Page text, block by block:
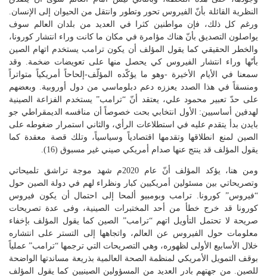
النظرية القائلة بأنّ الفيروس تحور وتطور وانتقل من الحيوان إلى الإنسان.
ورغم كل ذلك، فإن مواطنين كثرا في العديد من بلدان العالم سوف
يواصلون التصديق بأنّ هناك مؤامرة في مكان ما كانت وراء انتشار كورونا،
والخطر الحقيقي كما يقول المؤلف أن يكون ترامب يستخدم اتهام الصين
بأنّها وراء انتشار الفيروس كي يحصل منها على تعويضات ضخمة. وقد
سمعنا في الأيام الأخيرة -وهو ما يؤكّده المؤلّف-إلحاحاً أمريكياً متواتراً
ومنسقاً في هذا الصدد يعززه دعم دبلوماسي من دول أوروبية. وبعضهم
على حدّ تعبير محمود علي، يعتقد أنّ “ترامب” يستخدم الفزاعة الصينية
لهدفين أساسيين: الأول انتخابي بحت خصوصاً أن منافسه الديمقراطي جو
بايدن بدأ يتقدم عليه في استطلاعات الرأي، والثاني استمرار ضغوطه على
الصين لمنع انطلاقها وتقدمها اقتصادياً وسياسياً، وتلك قصة معقدة كما
يقول المؤلف قد ينتج عنها صدام أمريكي صيني غير مسبوق (16).
ومن هنا، يؤكد المؤلف أنّ عام 2020م شهد موجة تراشق تلميحاتي
وتصريحاتي بين مسئولين أمريكيين كبار ونظراء لهم في دولة الصين حول
“فيروس” كورونا. ترامب وبومبيو ألمحا إلى احتمال أن يكون فيروس
كورونا قد خرج خطأ من أحد المختبرات الصينية، وفى عدة تصريحات
صريحة لا تحتمل التأويل اتهم “ترامب” الصين كما يقول المؤلف بإخفاء
معلومات حول الفيروس عن العالم، واتجاهها إلى التستر على انتشاره
خلال الأسابيع الأولى لظهوره، وهي التصريحات التي ترجمها “ترامب” عملياً
بوقف التمويل الأمريكي لمنظمة الصحة العالمية بذريعة مساندتها الواضحة
للصين. من جهتهم بادر العديد من المسؤولين الصينيين كما يقول المؤلف